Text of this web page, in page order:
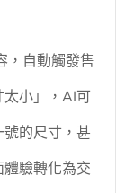
，自動觸發售
小」，AI可
的尺寸，甚
驗轉化為交